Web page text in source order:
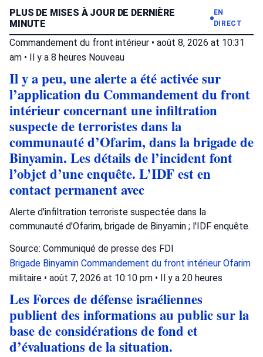
PLUS DE MISES À JOUR DE DERNIÈRE
MINUTE
EN
DIRECT
Commandement du front intérieur • août 8, 2026 at 10:31
am • Il y a 8 heures Nouveau
Il y a peu, une alerte a été activée sur
l’application du Commandement du front
intérieur concernant une infiltration
suspecte de terroristes dans la
communauté d’Ofarim, dans la brigade de
Binyamin. Les détails de l’incident font
l’objet d’une enquête. L’IDF est en
contact permanent avec
Alerte d'infiltration terroriste suspectée dans la
communauté d'Ofarim, brigade de Binyamin ; l'IDF enquête.
Source: Communiqué de presse des FDI
Brigade Binyamin Commandement du front intérieur Ofarim
militaire • août 7, 2026 at 10:10 pm • Il y a 20 heures
Les Forces de défense israéliennes
publient des informations au public sur la
base de considérations de fond et
d’évaluations de la situation.